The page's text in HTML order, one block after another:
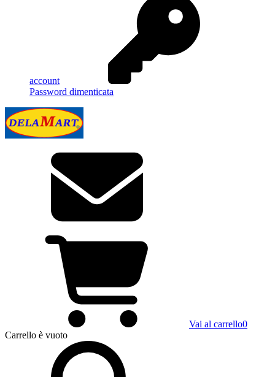
account
Password dimenticata
Vai al carrello0
Carrello è vuoto